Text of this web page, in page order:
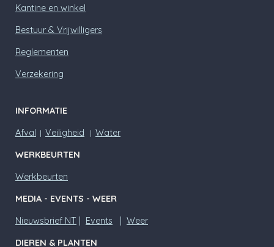
Kantine en winkel
Bestuur & Vrijwilligers
Reglementen
Verzekering
INFORMATIE
Afval | Veiligheid | Water
WERKBEURTEN
Werkbeurten
MEDIA - EVENTS - WEER
Nieuwsbrief NT
Events
Weer
DIEREN & PLANTEN